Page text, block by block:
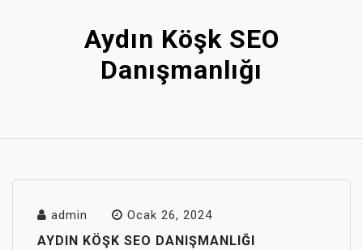
Aydın Köşk SEO
Danışmanlığı
admin Ocak 26, 2024
AYDIN KÖŞK SEO DANIŞMANLIĞI